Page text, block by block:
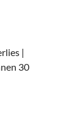
|
30